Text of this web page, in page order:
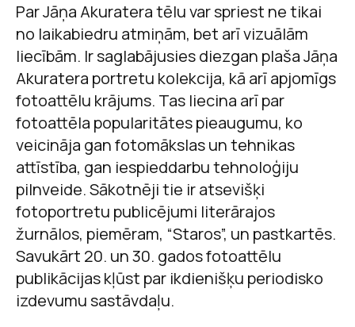
Par Jāņa Akuratera tēlu var spriest ne tikai
no laikabiedru atmiņām, bet arī vizuālām
liecībām. Ir saglabājusies diezgan plaša Jāņa
Akuratera portretu kolekcija, kā arī apjomīgs
fotoattēlu krājums. Tas liecina arī par
fotoattēla popularitātes pieaugumu, ko
veicināja gan fotomākslas un tehnikas
attīstība, gan iespieddarbu tehnoloģiju
pilnveide. Sākotnēji tie ir atsevišķi
fotoportretu publicējumi literārajos
žurnālos, piemēram, “Staros”, un pastkartēs.
Savukārt 20. un 30. gados fotoattēlu
publikācijas kļūst par ikdienišķu periodisko
izdevumu sastāvdaļu.